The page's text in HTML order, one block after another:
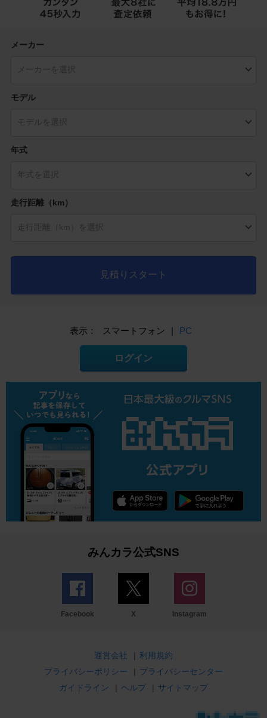
メーカー
モデル
年式
走行距離（km）
見積りスタート
表示： スマートフォン | PC
ログイン
みんカラ公式SNS
Facebook X Instagram
運営会社 | 利用規約
プライバシーポリシー
| プライバシーセンター
ガイドライン
| ヘルプ | サイトマップ